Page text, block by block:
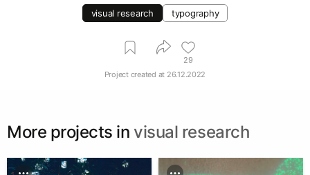
visual research typography
29
Project created at 26.12.2022
More projects in visual research